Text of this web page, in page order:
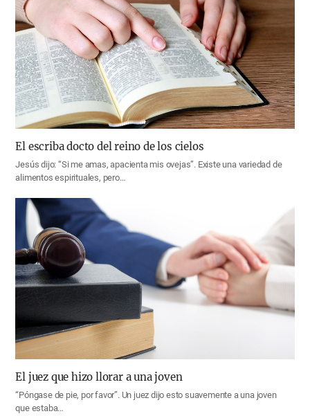
El escriba docto del reino de los cielos
Jesús dijo: “Si me amas, apacienta mis ovejas”. Existe una variedad de
alimentos espirituales, pero…
El juez que hizo llorar a una joven
“Póngase de pie, por favor”. Un juez dijo esto suavemente a una joven
que estaba…